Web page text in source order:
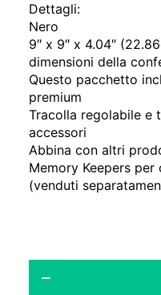
Dettagli:
Nero
9″ x 9″ x 4.04″
dimensioni della
Questo pacchetto
premium
Tracolla regolabile e
accessori
Abbina con altri
Memory Keepers
(venduti